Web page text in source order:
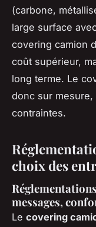
(carbone,
large surface
covering camion
coût supérieur,
long terme. Le
donc sur
contraintes.
choix des
messages,
Le covering